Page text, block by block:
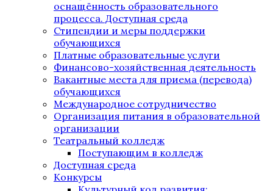
оснащённость образовательного
процесса. Доступная среда
Стипендии и меры поддержки
обучающихся
Платные образовательные услуги
Финансово-хозяйственная деятельность
Вакантные места для приема (перевода)
обучающихся
Международное сотрудничество
Организация питания в образовательной
организации
Театральный колледж
Поступающим в колледж
Доступная среда
Конкурсы